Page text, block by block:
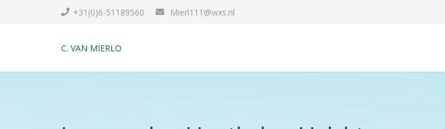
+31(0)6-51189560 Mierl111@wxs.nl
C. VAN MIERLO